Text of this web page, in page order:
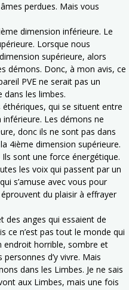
perdues. Mais vous
dimension inférieure. Le
Lorsque nous
supérieure, alors
démons. Donc, à mon avis, ce
PVE ne serait pas un
les limbes.
qui se situent entre
Les démons ne
donc ils ne sont pas dans
4ième dimension supérieure.
sont une force énergétique.
les voix qui passent par un
s’amuse avec vous pour
du plaisir à effrayer
des anges qui essaient de
ce n’est pas tout le monde qui
endroit horrible, sombre et
d’y vivre. Mais
dans les Limbes. Je ne sais
aux Limbes, mais une fois